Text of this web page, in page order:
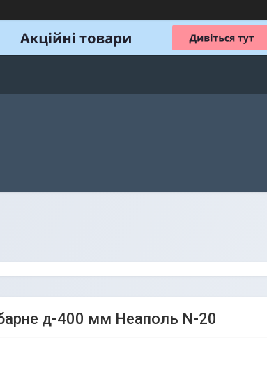
д-400 мм Неаполь N-20